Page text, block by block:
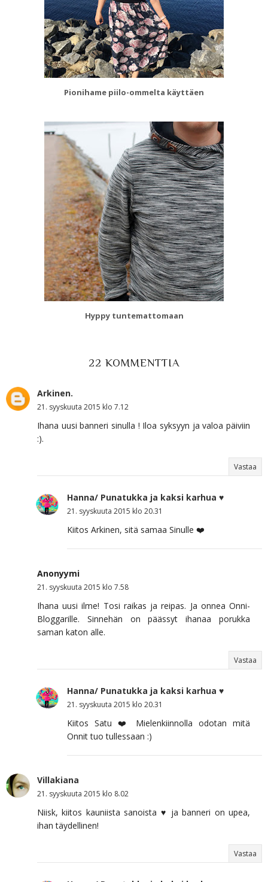
Pionihame piilo-ommelta käyttäen
Hyppy tuntemattomaan
22 KOMMENTTIA
Arkinen.
21. syyskuuta 2015 klo 7.12
Ihana uusi banneri sinulla ! Iloa syksyyn ja valoa päiviin
:).
Vastaa
Hanna/ Punatukka ja kaksi karhua ♥
21. syyskuuta 2015 klo 20.31
Kiitos Arkinen, sitä samaa Sinulle ❤️
Anonyymi
21. syyskuuta 2015 klo 7.58
Ihana uusi ilme! Tosi raikas ja reipas. Ja onnea Onni-
Bloggarille. Sinnehän on päässyt ihanaa porukka
saman katon alle.
Vastaa
Hanna/ Punatukka ja kaksi karhua ♥
21. syyskuuta 2015 klo 20.31
Kiitos Satu ❤️ Mielenkiinnolla odotan mitä
Onnit tuo tullessaan :)
Villakiana
21. syyskuuta 2015 klo 8.02
Niisk, kiitos kauniista sanoista ♥ ja banneri on upea,
ihan täydellinen!
Vastaa